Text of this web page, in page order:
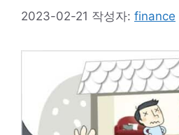
2023-02-21 작성자: finance